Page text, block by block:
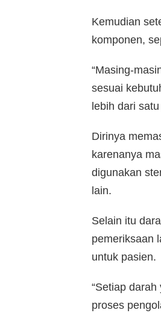
Kemudian
komponen,
“Masing-
sesuai
lebih dari
Dirinya
karenanya
digunakan
lain.
Selain itu
pemeriksaan
untuk pasien.
“Setiap
proses